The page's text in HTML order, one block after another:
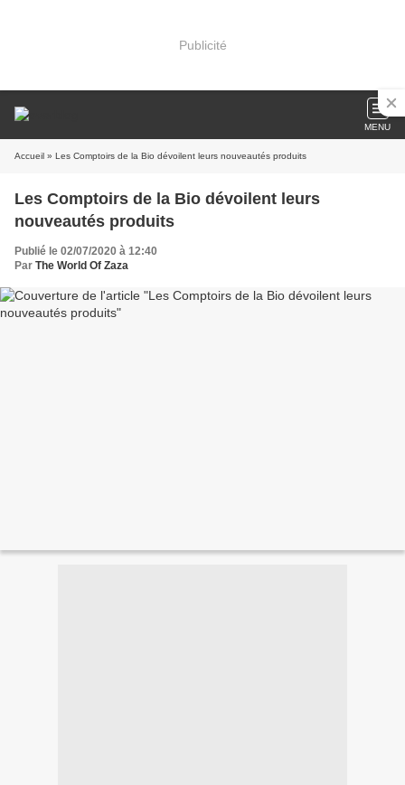
Publicité
MENU
Accueil » Les Comptoirs de la Bio dévoilent leurs nouveautés produits
Les Comptoirs de la Bio dévoilent leurs
nouveautés produits
Publié le 02/07/2020 à 12:40
Par The World Of Zaza